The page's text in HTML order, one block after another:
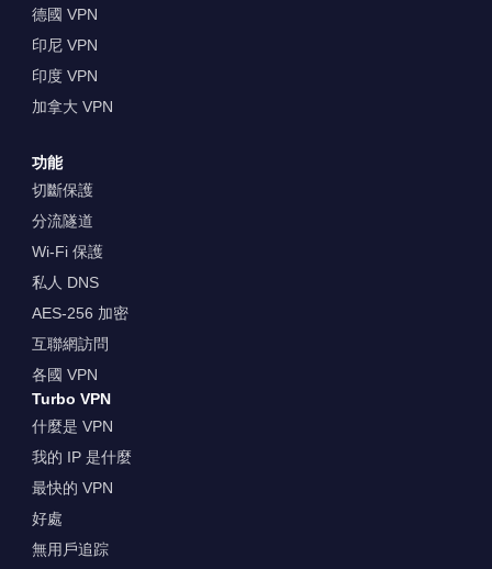
德國 VPN
印尼 VPN
印度 VPN
加拿大 VPN
功能
切斷保護
分流隧道
Wi-Fi 保護
私人 DNS
AES-256 加密
互聯網訪問
各國 VPN
Turbo VPN
什麼是 VPN
我的 IP 是什麼
最快的 VPN
好處
無用戶追踪